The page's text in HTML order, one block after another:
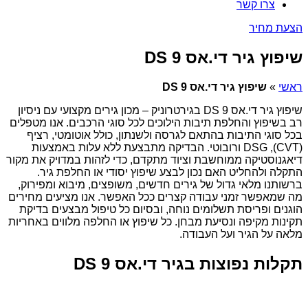
צרו קשר
הצעת מחיר
שיפוץ גיר די.אס DS 9
ראשי » שיפוץ גיר די.אס DS 9
שיפוץ גיר די.אס DS 9 בגירטרוניק – מכון גירים מקצועי עם ניסיון
רב בשיפוץ והחלפת תיבות הילוכים לכל סוגי הרכבים. אנו מטפלים
בכל סוגי התיבות בהתאם לגרסה ולשנתון, כולל אוטומטי, רציף
(CVT), DSG ורובוטי. הבדיקה מתבצעת ללא עלות באמצעות
דיאגנוסטיקה ממוחשבת וציוד מתקדם, כדי לזהות במדויק את מקור
התקלה ולהחליט האם נכון לבצע שיפוץ יסודי או החלפת גיר.
ברשותנו מלאי גדול של גירים חדשים, משופצים, מיבוא ומפירוק,
מה שמאפשר זמני עבודה קצרים ככל האפשר. אנו מציעים מחירים
הוגנים ופריסת תשלומים נוחה, ובסיום כל טיפול מבצעים בדיקת
תקינות מקיפה ונסיעת מבחן. כל שיפוץ או החלפה מלווים באחריות
מלאה על הגיר ועל העבודה.
תקלות נפוצות בגיר די.אס DS 9